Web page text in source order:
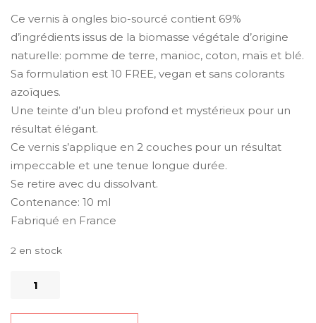
Ce vernis à ongles bio-sourcé contient 69%
d’ingrédients issus de la biomasse végétale d’origine
naturelle: pomme de terre, manioc, coton, maïs et blé.
Sa formulation est 10 FREE, vegan et sans colorants
azoïques.
Une teinte d’un bleu profond et mystérieux pour un
résultat élégant.
Ce vernis s’applique en 2 couches pour un résultat
impeccable et une tenue longue durée.
Se retire avec du dissolvant.
Contenance: 10 ml
Fabriqué en France
2 en stock
quantité
Vernis